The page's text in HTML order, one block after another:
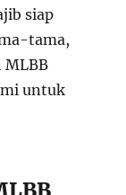
siap
tama,
MLBB
untuk